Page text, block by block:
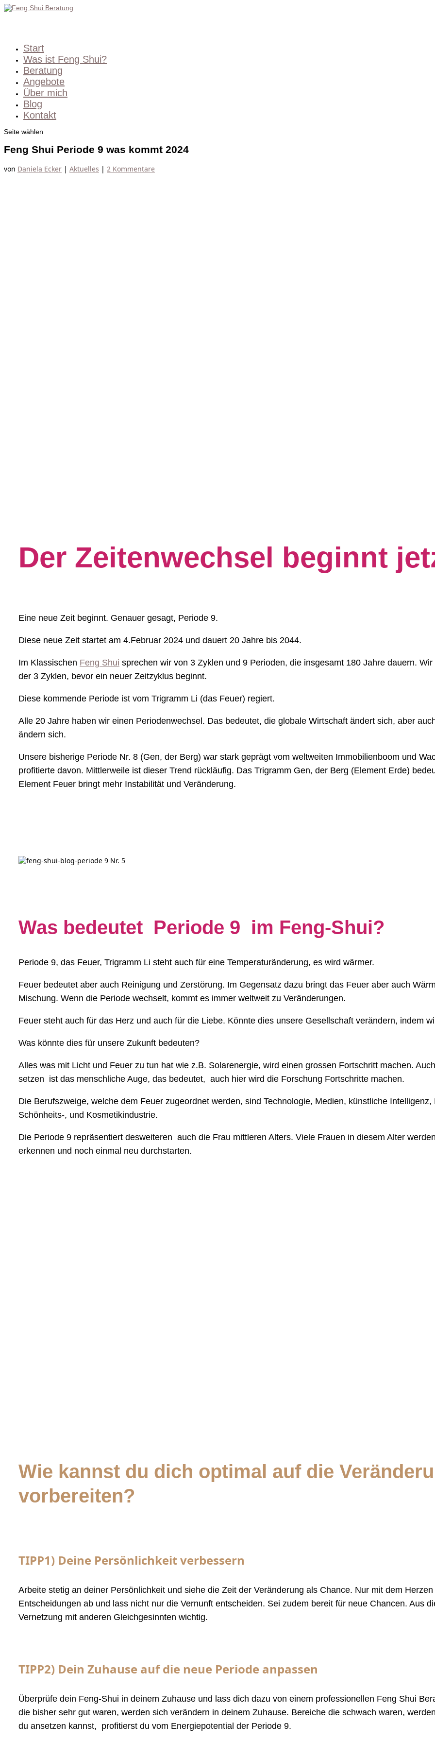
Start
Was ist Feng Shui?
Beratung
Angebote
Über mich
Blog
Kontakt
Seite wählen
Feng Shui Periode 9 was kommt 2024
von Daniela Ecker | Aktuelles | 2 Kommentare
Der Zeitenwechsel beginnt
Eine neue Zeit beginnt. Genauer gesagt, Periode 9.
Diese neue Zeit startet am 4.Februar 2024 und dauert 20 Jahre bis 2044.
Im Klassischen Feng Shui sprechen wir von 3 Zyklen und 9 Perioden, die insgesamt 180 Jahre dauern.
der 3 Zyklen, bevor ein neuer Zeitzyklus beginnt.
Diese kommende Periode ist vom Trigramm Li (das Feuer) regiert.
Alle 20 Jahre haben wir einen Periodenwechsel. Das bedeutet, die globale Wirtschaft ändert sich, aber
ändern sich.
Unsere bisherige Periode Nr. 8 (Gen, der Berg) war stark geprägt vom weltweiten Immobilienboom und
profitierte davon. Mittlerweile ist dieser Trend rückläufig. Das Trigramm Gen, der Berg (Element Erde)
Element Feuer bringt mehr Instabilität und Veränderung.
Was bedeutet Periode 9 im Feng-Shui?
Periode 9, das Feuer, Trigramm Li steht auch für eine Temperaturänderung, es wird wärmer.
Feuer bedeutet aber auch Reinigung und Zerstörung. Im Gegensatz dazu bringt das Feuer aber auch
Mischung. Wenn die Periode wechselt, kommt es immer weltweit zu Veränderungen.
Feuer steht auch für das Herz und auch für die Liebe. Könnte dies unsere Gesellschaft verändern, indem
Was könnte dies für unsere Zukunft bedeuten?
Alles was mit Licht und Feuer zu tun hat wie z.B. Solarenergie, wird einen grossen Fortschritt machen.
setzen ist das menschliche Auge, das bedeutet, auch hier wird die Forschung Fortschritte machen.
Die Berufszweige, welche dem Feuer zugeordnet werden, sind Technologie, Medien, künstliche
Schönheits-, und Kosmetikindustrie.
Die Periode 9 repräsentiert desweiteren auch die Frau mittleren Alters. Viele Frauen in diesem Alter
erkennen und noch einmal neu durchstarten.
Wie kannst du dich optimal auf die
vorbereiten?
TIPP1) Deine Persönlichkeit verbessern
Arbeite stetig an deiner Persönlichkeit und siehe die Zeit der Veränderung als Chance. Nur mit dem
Entscheidungen ab und lass nicht nur die Vernunft entscheiden. Sei zudem bereit für neue Chancen. Aus
Vernetzung mit anderen Gleichgesinnten wichtig.
TIPP2) Dein Zuhause auf die neue Periode anpassen
Überprüfe dein Feng-Shui in deinem Zuhause und lass dich dazu von einem professionellen Feng Shui
die bisher sehr gut waren, werden sich verändern in deinem Zuhause. Bereiche die schwach waren,
du ansetzen kannst, profitierst du vom Energiepotential der Periode 9.